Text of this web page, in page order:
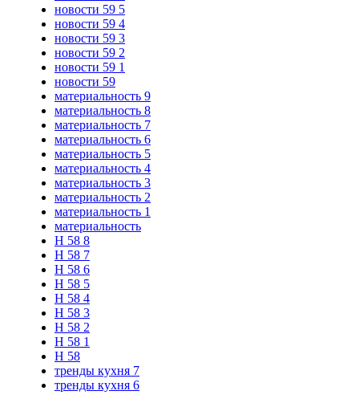
новости 59 5
новости 59 4
новости 59 3
новости 59 2
новости 59 1
новости 59
материальность 9
материальность 8
материальность 7
материальность 6
материальность 5
материальность 4
материальность 3
материальность 2
материальность 1
материальность
Н 58 8
Н 58 7
Н 58 6
Н 58 5
Н 58 4
Н 58 3
Н 58 2
Н 58 1
Н 58
тренды кухня 7
тренды кухня 6